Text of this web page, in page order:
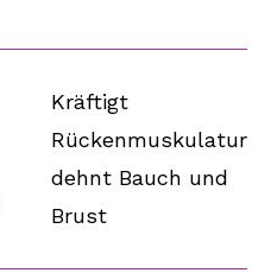
Kräftigt
Rückenmuskulatur,
dehnt Bauch und
Brust